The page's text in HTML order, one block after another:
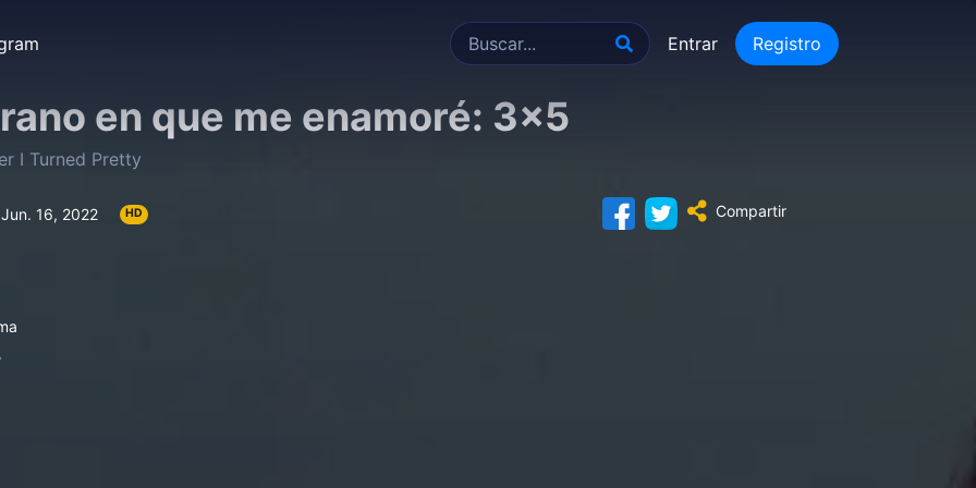
Entrar Registro
en que me enamoré: 3×5
I Turned Pretty
Jun. 16, 2022 HD Compartir